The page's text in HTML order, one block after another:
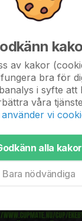
av kakor
bra för
i syfte att
våra
använder vi
alla kakor
Bara nödvändiga